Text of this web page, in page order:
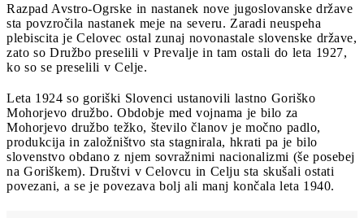
Razpad Avstro-Ogrske in nastanek nove jugoslovanske države
sta povzročila nastanek meje na severu. Zaradi neuspeha
plebiscita je Celovec ostal zunaj novonastale slovenske države,
zato so Družbo preselili v Prevalje in tam ostali do leta 1927,
ko so se preselili v Celje.
Leta 1924 so goriški Slovenci ustanovili lastno Goriško
Mohorjevo družbo. Obdobje med vojnama je bilo za
Mohorjevo družbo težko, število članov je močno padlo,
produkcija in založništvo sta stagnirala, hkrati pa je bilo
slovenstvo obdano z njem sovražnimi nacionalizmi (še posebej
na Goriškem). Društvi v Celovcu in Celju sta skušali ostati
povezani, a se je povezava bolj ali manj končala leta 1940.